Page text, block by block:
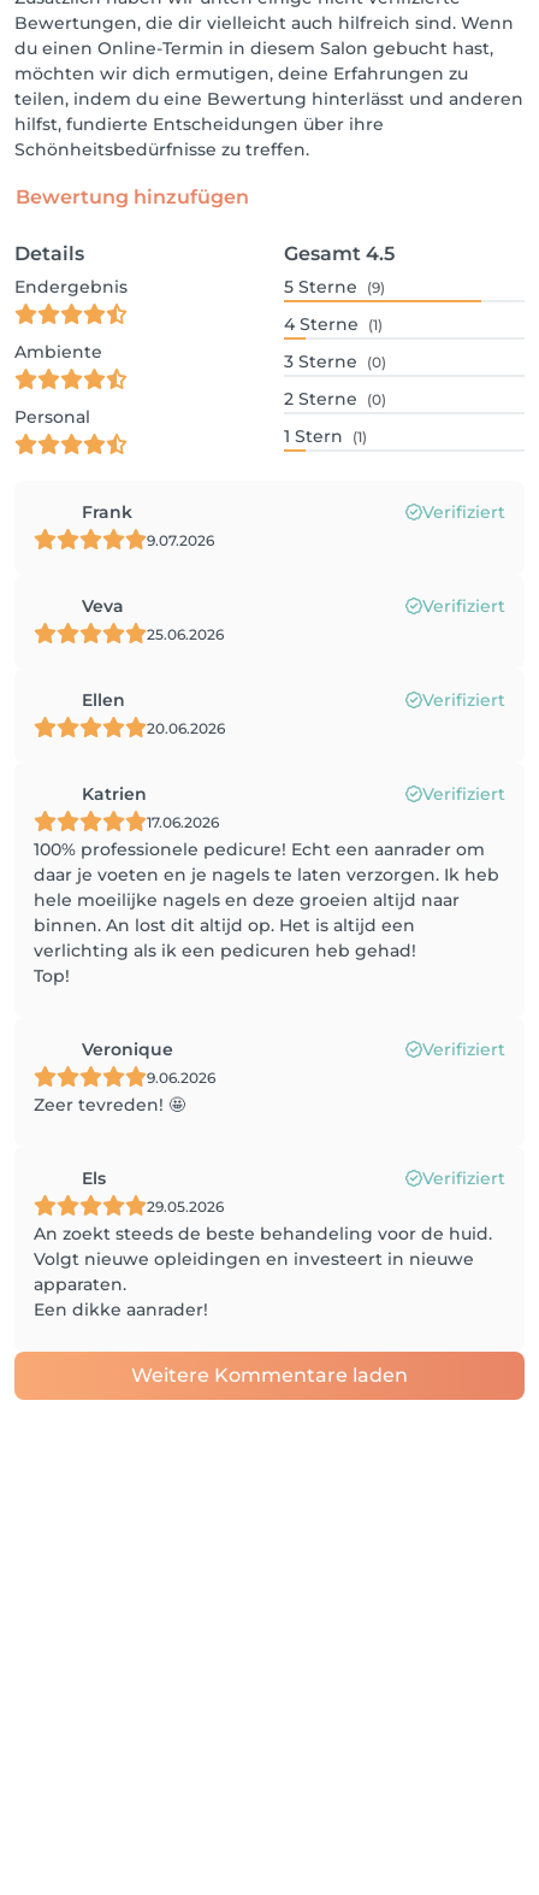
Bewertungen, die dir vielleicht auch hilfreich sind. Wenn
du einen Online-Termin in diesem Salon gebucht hast,
möchten wir dich ermutigen, deine Erfahrungen zu
teilen, indem du eine Bewertung hinterlässt und anderen
hilfst, fundierte Entscheidungen über ihre
Schönheitsbedürfnisse zu treffen.
Bewertung hinzufügen
Details
Endergebnis
Ambiente
Personal
Gesamt 4.5
5 Sterne (9)
4 Sterne (1)
3 Sterne (0)
2 Sterne (0)
1 Stern (1)
Frank Verifiziert
9.07.2026
Veva Verifiziert
25.06.2026
Ellen Verifiziert
20.06.2026
Katrien Verifiziert
17.06.2026
100% professionele pedicure! Echt een aanrader om
daar je voeten en je nagels te laten verzorgen. Ik heb
hele moeilijke nagels en deze groeien altijd naar
binnen. An lost dit altijd op. Het is altijd een
verlichting als ik een pedicuren heb gehad!
Top!
Veronique Verifiziert
9.06.2026
Zeer tevreden! 🤩
Els Verifiziert
29.05.2026
An zoekt steeds de beste behandeling voor de huid.
Volgt nieuwe opleidingen en investeert in nieuwe
apparaten.
Een dikke aanrader!
Weitere Kommentare laden